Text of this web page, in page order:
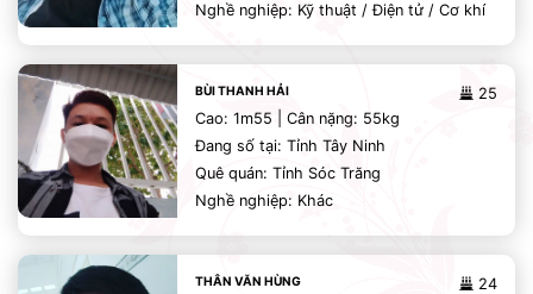
Nghề nghiệp: Kỹ thuật / Điện tử / Cơ khí
25
BÙI THANH HẢI
Cao: 1m55 | Cân nặng: 55kg
Đang số tại: Tỉnh Tây Ninh
Quê quán: Tỉnh Sóc Trăng
Nghề nghiệp: Khác
24
THÂN VĂN HÙNG